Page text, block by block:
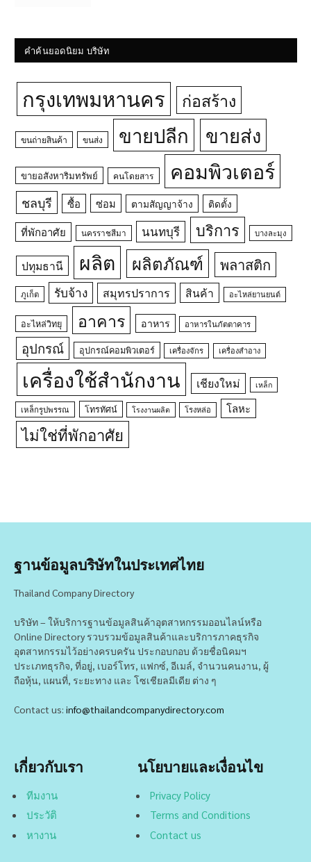
คำค้นยอดนิยม บริษัท
กรุงเทพมหานคร ก่อสร้าง
ขนถ่ายสินค้า ขนส่ง ขายปลีก ขายส่ง
ขายอสังหาริมทรัพย์ คนโดยสาร คอมพิวเตอร์
ชลบุรี ซื้อ ซ่อม ตามสัญญาจ้าง ติดตั้ง
ที่พักอาศัย นครราชสีมา นนทบุรี บริการ บางละมุง
ปทุมธานี ผลิต ผลิตภัณฑ์ พลาสติก
ภูเก็ต รับจ้าง สมุทรปราการ สินค้า อะไหล่ยานยนต์
อะไหล่วิทยุ อาคาร อาหาร อาหารในภัตตาคาร
อุปกรณ์ อุปกรณ์คอมพิวเตอร์ เครื่องจักร เครื่องสำอาง
เครื่องใช้สำนักงาน เชียงใหม่ เหล็ก
เหล็กรูปพรรณ โทรทัศน์ โรงงานผลิต โรงหล่อ โลหะ
ไม่ใช่ที่พักอาศัย
ฐานข้อมูลบริษัทในประเทศไทย
Thailand Company Directory
บริษัท – ให้บริการฐานข้อมูลสินค้าอุตสาหกรรมออนไลน์หรือ
Online Directory รวบรวมข้อมูลสินค้าและบริการภาคธุรกิจ
อุตสาหกรรมไว้อย่างครบครัน ประกอบกอบ ด้วยชื่อนิคมฯ
ประเภทธุรกิจ, ที่อยู่, เบอร์โทร, แฟกซ์, อีเมล์, จำนวนคนงาน, ผู้
ถือหุ้น, แผนที่, ระยะทาง และ โซเชียลมีเดีย ต่าง ๆ
Contact us: info@thailandcompanydirectory.com
เกี่ยวกับเรา
ทีมงาน
ประวัติ
หางาน
นโยบายและเงื่อนไข
Privacy Policy
Terms and Conditions
Contact us